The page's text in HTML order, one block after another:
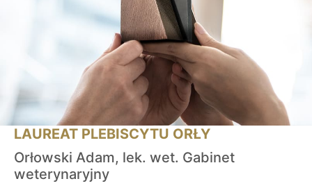
LAUREAT PLEBISCYTU ORŁY
Orłowski Adam, lek. wet. Gabinet
weterynaryjny